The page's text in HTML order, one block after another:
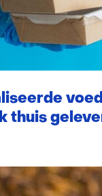
thuis